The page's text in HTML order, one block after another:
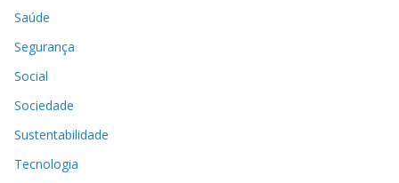
Saúde
Segurança
Social
Sociedade
Sustentabilidade
Tecnologia